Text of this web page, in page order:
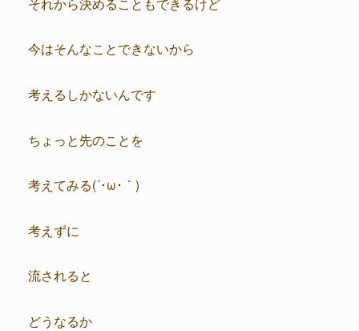
今はそんなことできないから
考えるしかないんです
ちょっと先のことを
考えてみる(´･ω･｀)
考えずに
流されると
どうなるか